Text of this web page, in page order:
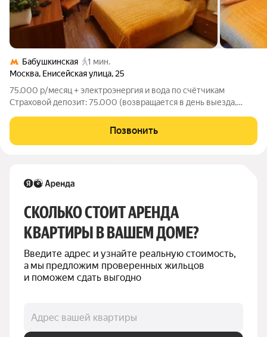
Бабушкинская
1 мин.
Москва, Енисейская улица, 25
75.000 р/месяц + электроэнергия и вода по счётчикам
Страховой депозит: 75.000 (возвращается в день выезда,
заселении Сдаём уютную 2-комнатную квартиру со свежим
качественным ремонтом (2025
Позвонить
СКОЛЬКО СТОИТ АРЕНДА
КВАРТИРЫ В ВАШЕМ ДОМЕ?
Введите адрес и узнайте реальную стоимость,
а мы предложим проверенных жильцов
и поможем сдать выгодно
Адрес вашей квартиры